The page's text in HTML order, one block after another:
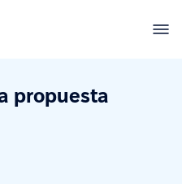
propuesta